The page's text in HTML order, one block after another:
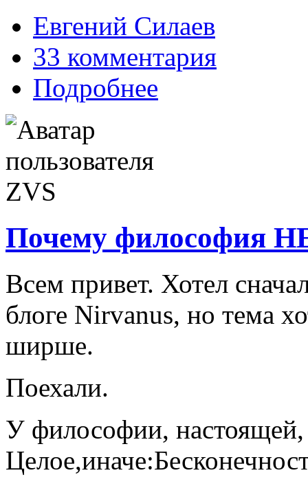
Евгений Силаев
33 комментария
Подробнее
Почему философия
Всем привет. Хотел
блоге Nirvanus, но тема
ширше.
Поехали.
У философии,